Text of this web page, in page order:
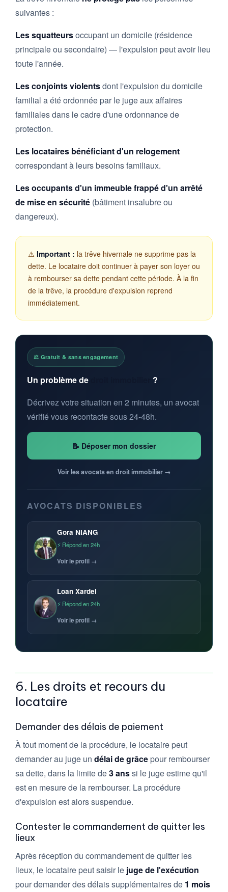
suivantes :
Les squatteursoccupant un domicile (résidence
principale ou secondaire) — l'expulsion peut avoir lieu
toute l'année.
Les conjoints violentsdont l'expulsion du domicile
familial a été ordonnée par le juge aux affaires
familiales dans le cadre d'une ordonnance de
protection.
Les locataires bénéficiant d'un relogement
correspondant à leurs besoins familiaux.
Les occupants d'un immeuble frappé d'un arrêté
de mise en sécurité (bâtiment insalubre ou
dangereux).
⚠️ Important : la trêve hivernale ne supprime pas la
dette. Le locataire doit continuer à payer son loyer ou
à rembourser sa dette pendant cette période. À la fin
de la trêve, la procédure d'expulsion reprend
immédiatement.
⚖️ Gratuit & sans engagement
Un problème de
?
Décrivez votre situation en 2 minutes, un avocat
vérifié vous recontacte sous 24-48h.
📝 Déposer mon dossier
Voir les avocats en droit immobilier →
AVOCATS DISPONIBLES
Gora NIANG
⚡ Répond en 24h
Voir le profil →
Loan Xardel
⚡ Répond en 24h
Voir le profil →
6. Les droits et recours du
locataire
Demander des délais de paiement
À tout moment de la procédure, le locataire peut
demander au juge un délai de grâce pour rembourser
sa dette, dans la limite de3 anssi le juge estime qu'il
est en mesure de la rembourser. La procédure
d'expulsion est alors suspendue.
Contester le commandement de quitter les
lieux
Après réception du commandement de quitter les
lieux, le locataire peut saisir le juge de l'exécution
pour demander des délais supplémentaires de 1 mois